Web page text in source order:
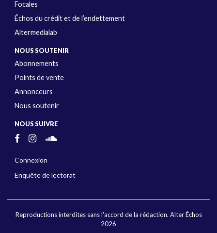
Focales
Échos du crédit et de l’endettement
Altermedialab
NOUS SOUTENIR
Abonnements
Points de vente
Annonceurs
Nous soutenir
NOUS SUIVRE
Connexion
Enquête de lectorat
Reproductions interdites sans l'accord de la rédaction. Alter Échos
2026